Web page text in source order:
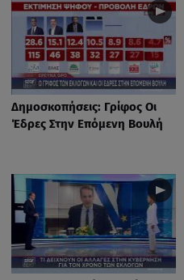
Δημοσκοπήσεις: Γρίφος Οι
Έδρες Στην Επόμενη Βουλή